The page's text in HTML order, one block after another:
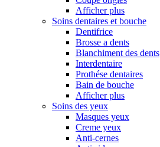
Afficher plus
Soins dentaires et bouche
Dentifrice
Brosse a dents
Blanchiment des dents
Interdentaire
Prothése dentaires
Bain de bouche
Afficher plus
Soins des yeux
Masques yeux
Creme yeux
Anti-cernes